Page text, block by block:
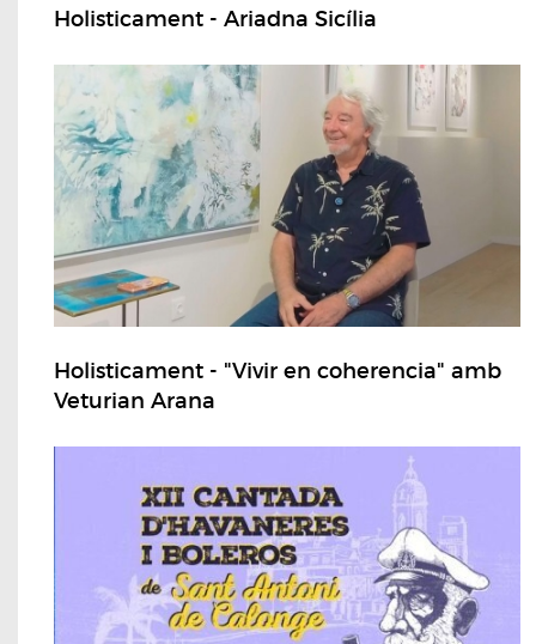
Holisticament - Ariadna Sicília
Holisticament - "Vivir en coherencia" amb
Veturian Arana